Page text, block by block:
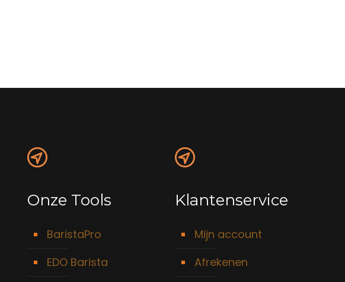
Onze Tools
BaristaPro
EDO Barista
Klantenservice
Mijn account
Afrekenen